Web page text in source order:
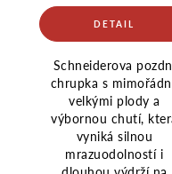
Schneiderova
chrupka s
velkými plody a
výbornou chutí,
vyniká silnou
mrazuodolností i